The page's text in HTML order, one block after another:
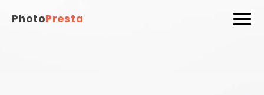
PhotoPresta